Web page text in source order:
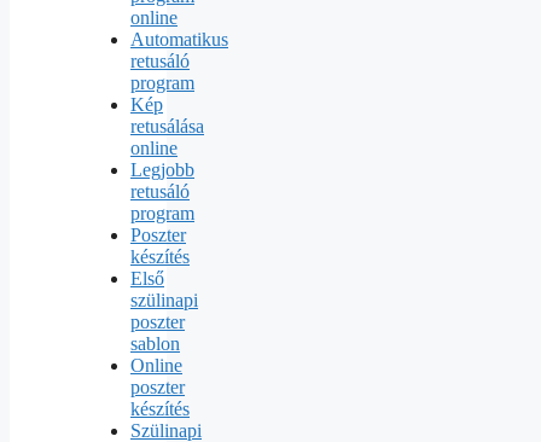
online
Automatikus
retusáló
program
Kép
retusálása
online
Legjobb
retusáló
program
Poszter
készítés
Első
szülinapi
poszter
sablon
Online
poszter
készítés
Szülinapi